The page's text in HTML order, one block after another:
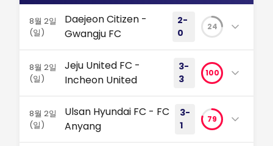
8월 2일
(일)
Daejeon Citizen -
Gwangju FC
2-
0
24
잔류 싸움이었습니다. 막판 집중력에서 갈린 승부, 광주
FC의 시름이 깊어집니다. #K리그1 #대전시티즌 #광
벼랑 끝 6포인터, 대전의 후반 뒷심이 빛나다 강등권 탈출을 위
8월 2일
(일)
Jeju United FC -
Incheon United
3-
3
100
드가 바뀌는 미친 난타전 끝에 승부를 가리지 못했습니
다. 상위 스플릿을 향한 두 팀의 집념이 만든 명승부입
8월 2일
(일)
Ulsan Hyundai FC - FC
Anyang
3-
1
79